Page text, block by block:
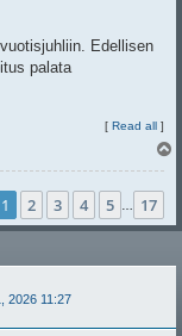
Edellisen
palata
[ Read all ]
1 2 3 4 5 17
2026 11:27